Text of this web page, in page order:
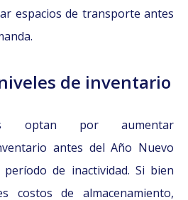
espacios de transporte antes
de inventario
optan por aumentar
antes del Año Nuevo
de inactividad. Si bien
costos de almacenamiento,